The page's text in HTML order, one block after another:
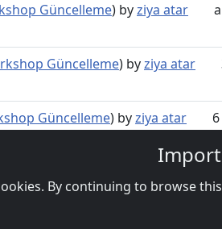
Güncelleme) byziya atar
a
Güncelleme) byziya atar
Güncelleme) byziya atar
6
By continuing to browse